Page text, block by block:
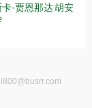
·贾恩那达胡安